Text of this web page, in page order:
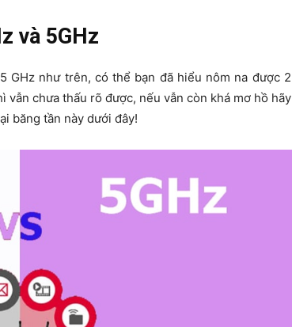
và 5GHz
GHz như trên, có thể bạn đã hiểu nôm na được 2
vẫn chưa thấu rõ được, nếu vẫn còn khá mơ hồ hãy
băng tần này dưới đây!